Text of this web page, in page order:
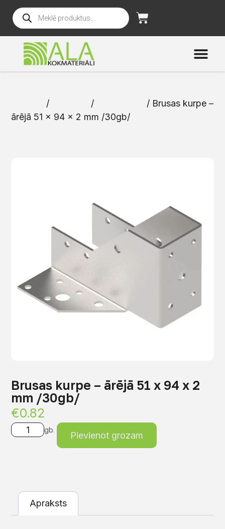
/ /
/ Brusas kurpe –
ārējā 51 x 94 x 2 mm /30gb/
Brusas kurpe – ārējā 51 x 94 x 2
mm /30gb/
€0.82
gb.
Pievienot grozam
Apraksts